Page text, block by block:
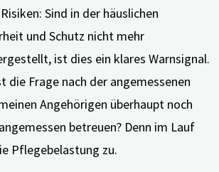
Sind in der häuslichen
und Schutz nicht mehr
ist dies ein klares Warnsignal.
die Frage nach der angemessenen
Angehörigen überhaupt noch
betreuen? Denn im Lauf
Pflegebelastung zu.